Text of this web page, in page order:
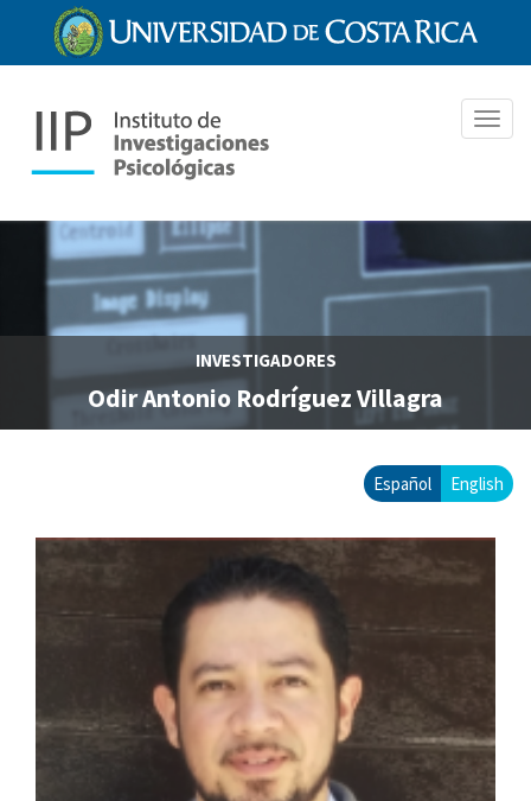
contenido
INVESTIGADORES
Odir Antonio Rodríguez Villagra
Español English